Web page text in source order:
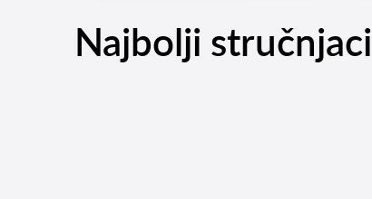
Najbolji stručnjaci